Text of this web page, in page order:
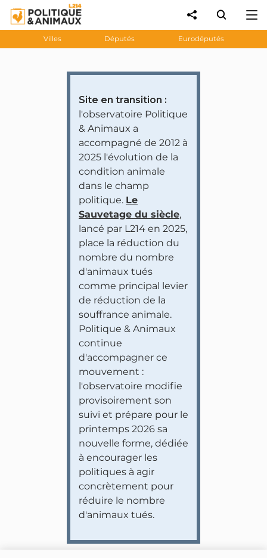
Villes Députés Eurodéputés
Site en transition :
l'observatoire Politique
& Animaux a
accompagné de 2012 à
2025 l'évolution de la
condition animale
dans le champ
politique. Le
Sauvetage du siècle,
lancé par L214 en 2025,
place la réduction du
nombre du nombre
d'animaux tués
comme principal levier
de réduction de la
souffrance animale.
Politique & Animaux
continue
d'accompagner ce
mouvement :
l'observatoire modifie
provisoirement son
suivi et prépare pour le
printemps 2026 sa
nouvelle forme, dédiée
à encourager les
politiques à agir
concrètement pour
réduire le nombre
d'animaux tués.